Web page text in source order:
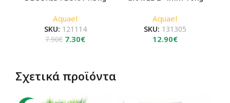
Aquael
SKU: 121114
7.90€ Original
7.90€.
7.30€Η
είναι:
7.30€.
Aquael
SKU: 131305
12.90€
Σχετικά προϊόντα